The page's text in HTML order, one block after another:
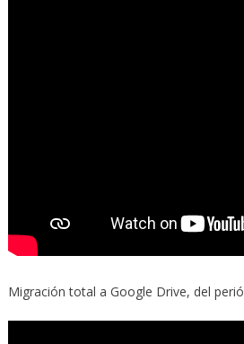
Migración total a Google Drive, del